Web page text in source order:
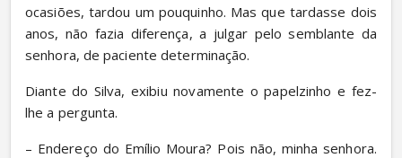
ocasiões, tardou um pouquinho. Mas que tardasse dois
anos, não fazia diferença, a julgar pelo semblante da
senhora, de paciente determinação.
Diante do Silva, exibiu novamente o papelzinho e fez-
lhe a pergunta.
– Endereço do Emílio Moura? Pois não, minha senhora.